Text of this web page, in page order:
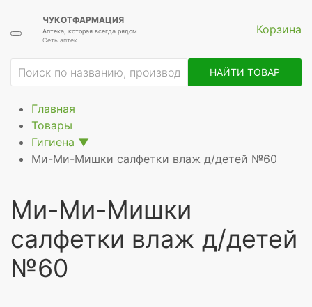
ЧУКОТФАРМАЦИЯ
Аптека, которая всегда рядом
Сеть аптек
Корзина
НАЙТИ ТОВАР
Главная
Товары
Гигиена ▼
Ми-Ми-Мишки салфетки влаж д/детей №60
Ми-Ми-Мишки
салфетки влаж д/детей
№60